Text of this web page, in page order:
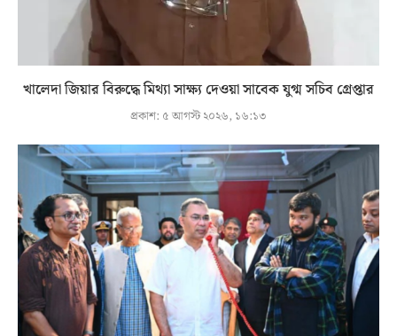
খালেদা জিয়ার বিরুদ্ধে মিথ্যা সাক্ষ্য দেওয়া সাবেক যুগ্ম সচিব গ্রেপ্তার
প্রকাশ: ৫ আগস্ট ২০২৬, ১৬:১৩